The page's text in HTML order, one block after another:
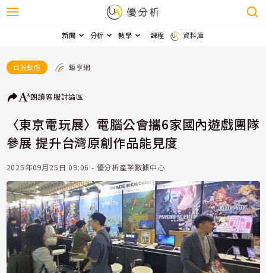
新聞 分析 教學 課程 資料庫
台股動態 鉅亨網
朗讀客服討論區
〈東京電玩展〉電腦公會攜6家國內遊戲團隊
參展 提升台灣原創作品能見度
2025年09月25日 09:06 - 優分析產業數據中心